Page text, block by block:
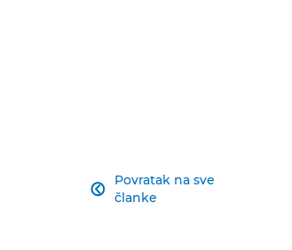
Povratak na sve
članke
